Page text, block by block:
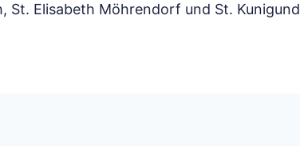
St. Elisabeth Möhrendorf und St.